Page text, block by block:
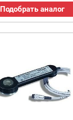
Подобрать аналог